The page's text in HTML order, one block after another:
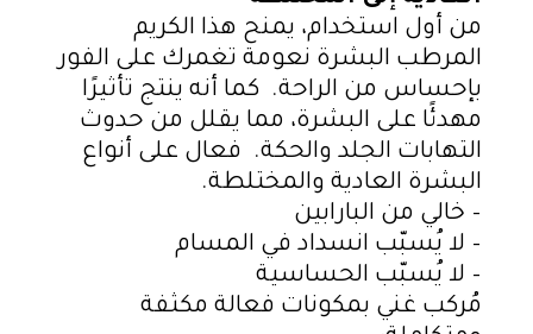
من أول استخدام، يمنح هذا الكريم
المرطب البشرة نعومة تغمرك على الفور
بإحساس من الراحة. كما أنه ينتج تأثيرًا
مهدئًا على البشرة، مما يقلل من حدوث
التهابات الجلد والحكة. فعال على أنواع
البشرة العادية والمختلطة.
– خالي من البارابين
– لا يُسبّب انسداد في المسام
– لا يُسبّب الحساسية
مُركب غني بمكونات فعالة مكثفة